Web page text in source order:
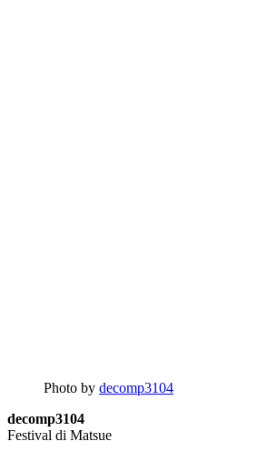
Photo by decomp3104
decomp3104
Festival di Matsue